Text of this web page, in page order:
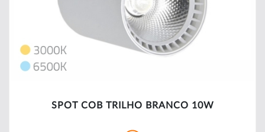
SPOT COB TRILHO BRANCO 10W